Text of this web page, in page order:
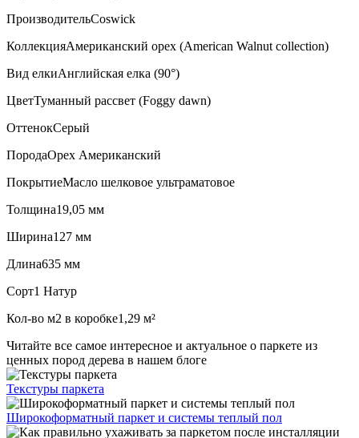
ПроизводительCoswick
КоллекцияАмериканский орех (American Walnut collection)
Вид елкиАнглийская елка (90°)
ЦветТуманный рассвет (Foggy dawn)
ОттенокСерый
ПородаОрех Американский
ПокрытиеМасло шелковое ультраматовое
Толщина19,05 мм
Ширина127 мм
Длина635 мм
Сорт1 Натур
Кол-во м2 в коробке1,29 м²
Читайте все самое интересное и актуальное о паркете из
ценных пород дерева в нашем блоге
Текстуры паркета
Широкоформатный паркет и системы теплый пол